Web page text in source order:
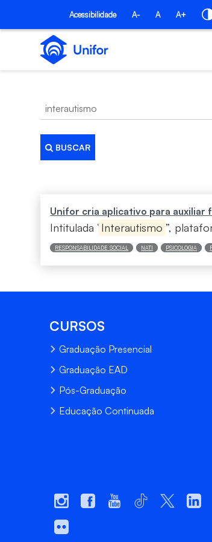
Pular para o Conteúdo principal
Acessibilidade A- A A+
BUSCAR
Unifor cria aplicativo para auxiliar
Intitulada “ Interautismo ”,
RESPONSABILIDADE SOCIAL NATI PSICOLOGIA
CURSOS
Graduação Presencial
Graduação EAD
Pós-Graduação
Educação Continuada